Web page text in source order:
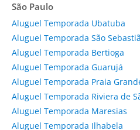
São Paulo
Aluguel Temporada Ubatuba
Aluguel Temporada São
Aluguel Temporada Bertioga
Aluguel Temporada Guarujá
Aluguel Temporada Praia
Aluguel Temporada Riviera de
Aluguel Temporada Maresias
Aluguel Temporada Ilhabela